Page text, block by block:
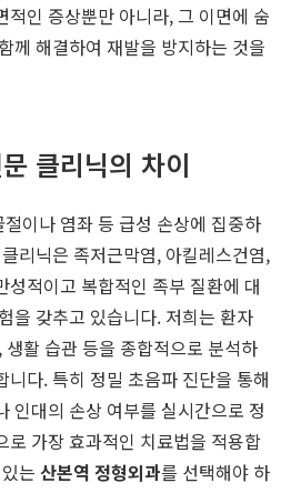
인 증상뿐만 아니라, 그 이면에 숨
께 해결하여 재발을 방지하는 것을
클리닉의 차이
이나 염좌 등 급성 손상에 집중하
리닉은 족저근막염, 아킬레스건염,
적이고 복합적인 족부 질환에 대
을 갖추고 있습니다. 저희는 환자
활 습관 등을 종합적으로 분석하
다. 특히 정밀 초음파 진단을 통해
인대의 손상 여부를 실시간으로 정
로 가장 효과적인 치료법을 적용합
는 산본역 정형외과를 선택해야 하